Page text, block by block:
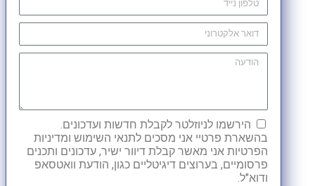
הירשמו לניוזלטר לקבלת חדשות ועדכונים.
בהשארת פרטיי אני מסכים לתנאי השימוש ומדיניות
הפרטיות אני מאשר קבלת דיוור ישיר, עדכונים ותכנים
פרסומיים, בערוצים דיגיטליים כגון, הודעת וואטסאפ
ודוא"ל.